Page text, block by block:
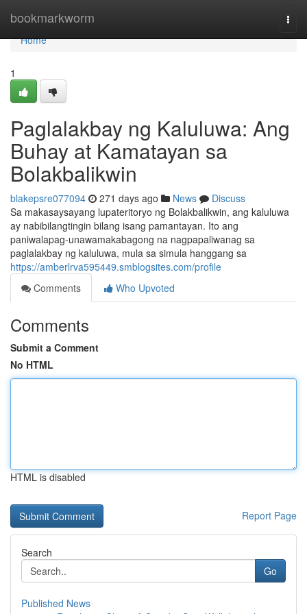
bookmarkworm
Home
Home
1
Paglalakbay ng Kaluluwa: Ang
Buhay at Kamatayan sa
Bolakbalikwin
blakepsre077094 271 days ago News
Discuss
Sa makasaysayang lupateritoryo ng Bolakbalikwin, ang kaluluwa
ay nabibilangtingin bilang isang pamantayan. Ito ang
paniwalapag-unawamakabagong na nagpapaliwanag sa
paglalakbay ng kaluluwa, mula sa simula hanggang sa
https://amberlrva595449.smblogsites.com/profile
Comments
Who Upvoted
Comments
Submit a Comment
No HTML
HTML is disabled
Report Page
Search
Go
Published News